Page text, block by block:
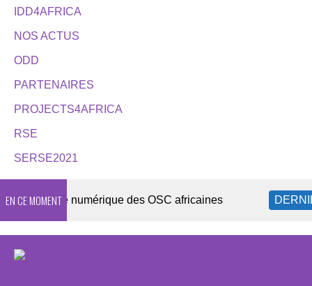
IDD4AFRICA
NOS ACTUS
ODD
PARTENAIRES
PROJECTS4AFRICA
RSE
SERSE2021
EN CE MOMENT
numérique des OSC africaines DERNIÈRES